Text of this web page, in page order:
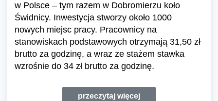
w Polsce – tym razem w Dobromierzu koło
Świdnicy. Inwestycja stworzy około 1000
nowych miejsc pracy. Pracownicy na
stanowiskach podstawowych otrzymają 31,50 zł
brutto za godzinę, a wraz ze stażem stawka
wzrośnie do 34 zł brutto za godzinę.
przeczytaj więcej